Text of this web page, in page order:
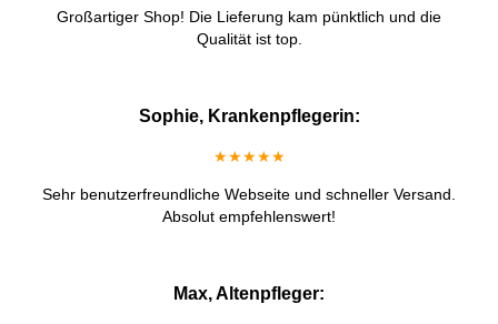
Großartiger Shop! Die Lieferung kam pünktlich und die
Qualität ist top.
Sophie, Krankenpflegerin:
★★★★★
Sehr benutzerfreundliche Webseite und schneller Versand.
Absolut empfehlenswert!
Max, Altenpfleger: